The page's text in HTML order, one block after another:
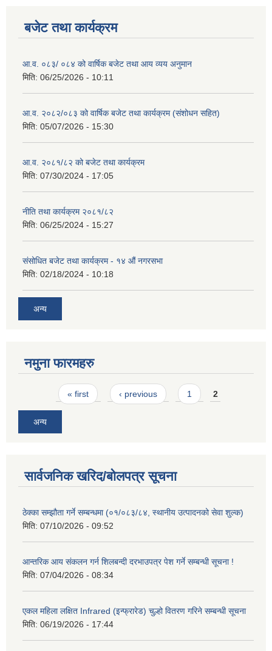
बजेट तथा कार्यक्रम
आ.व. ०८३/ ०८४ को वार्षिक बजेट तथा आय व्यय अनुमान
मिति: 06/25/2026 - 10:11
आ.व. २०८२/०८३ को वार्षिक बजेट तथा कार्यक्रम (संशोधन सहित)
मिति: 05/07/2026 - 15:30
आ.व. २०८१/८२ को बजेट तथा कार्यक्रम
मिति: 07/30/2024 - 17:05
नीति तथा कार्यक्रम २०८१/८२
मिति: 06/25/2024 - 15:27
संसोधित बजेट तथा कार्यक्रम - १४ औं नगरसभा
मिति: 02/18/2024 - 10:18
अन्य
नमुना फारमहरु
Pages« first ‹ previous 1 2
अन्य
सार्वजनिक खरिद/बोलपत्र सूचना
ठेक्का सम्झौता गर्ने सम्बन्धमा (०१/०८३/८४, स्थानीय उत्पादनको सेवा शुल्क)
मिति: 07/10/2026 - 09:52
आन्तरिक आय संकलन गर्न शिलबन्दी दरभाउपत्र पेश गर्ने सम्बन्धी सूचना !
मिति: 07/04/2026 - 08:34
एकल महिला लक्षित Infrared (इन्फ्रारेड) चुल्हो वितरण गरिने सम्बन्धी सूचना
मिति: 06/19/2026 - 17:44